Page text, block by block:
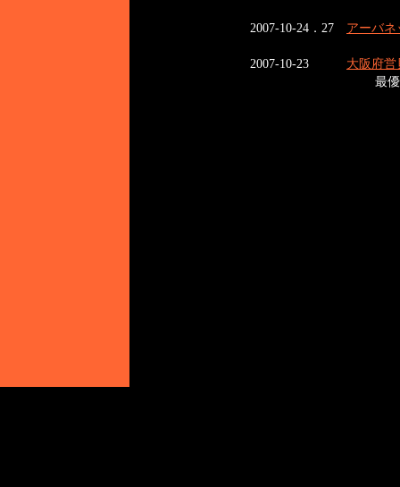
2007-10-24．27 アーバネ
2007-10-23
大阪府営
最優秀とな